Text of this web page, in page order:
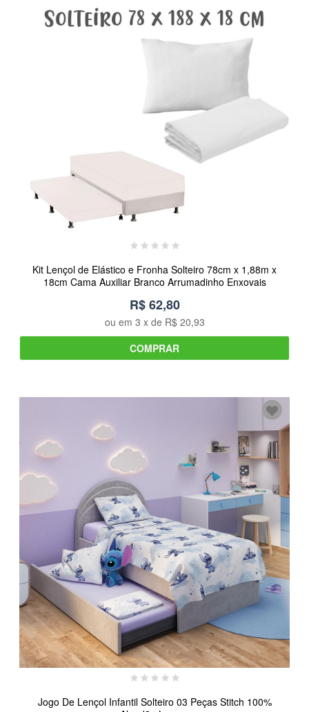
Kit Lençol de Elástico e Fronha Solteiro 78cm x 1,88m x
18cm Cama Auxiliar Branco Arrumadinho Enxovais
R$ 62,80
ou em 3 x de R$ 20,93
COMPRAR
Jogo De Lençol Infantil Solteiro 03 Peças Stitch 100%